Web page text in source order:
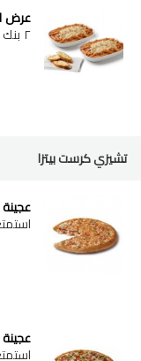
عرض
٢ بنك باستا + ٣ قطع خبز الثوم بالجبن
تشيزي كرست بيتزا
عجينة
عجينة